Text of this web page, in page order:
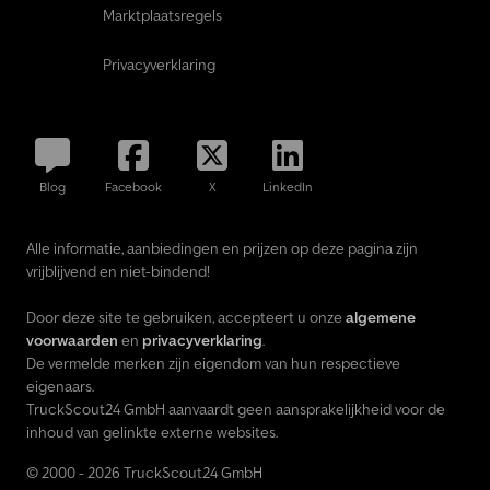
Marktplaatsregels
Privacyverklaring
Blog Facebook X LinkedIn
Alle informatie, aanbiedingen en prijzen op deze pagina zijn
vrijblijvend en niet-bindend!
Door deze site te gebruiken, accepteert u onze algemene
voorwaarden en privacyverklaring.
De vermelde merken zijn eigendom van hun respectieve
eigenaars.
TruckScout24 GmbH aanvaardt geen aansprakelijkheid voor de
inhoud van gelinkte externe websites.
© 2000 - 2026 TruckScout24 GmbH